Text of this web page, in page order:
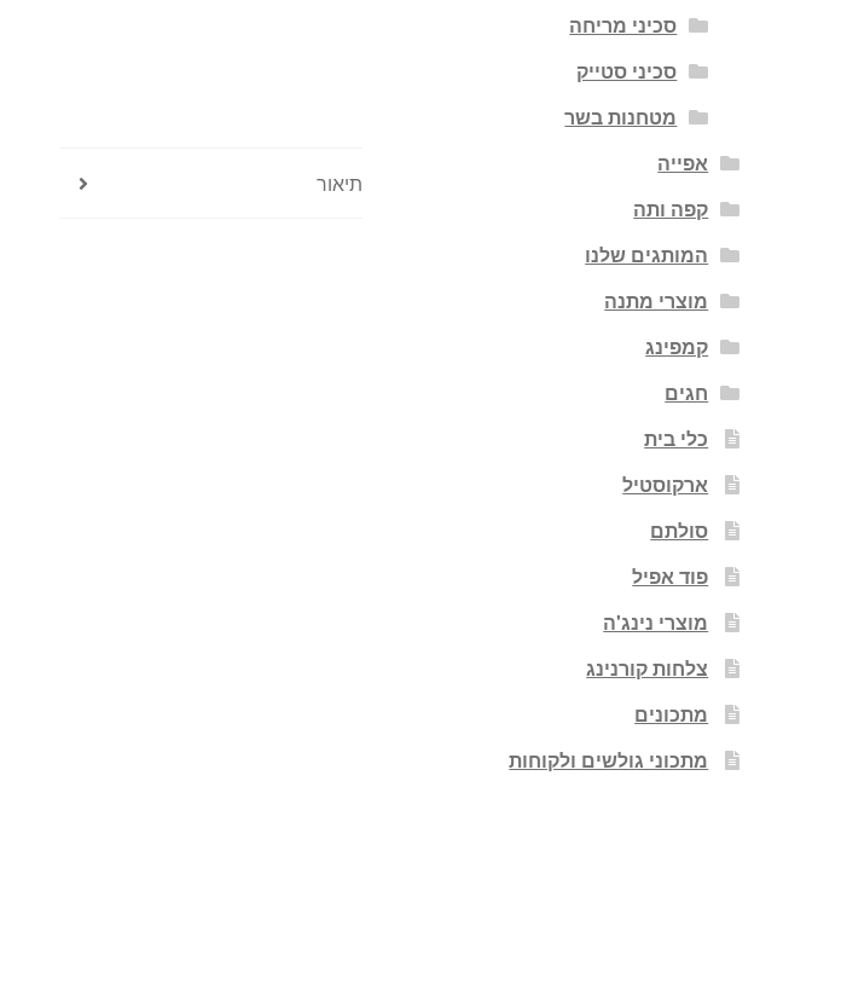
תיאור
סכיני מריחה
סכיני סטייק
מטחנות בשר
אפייה
קפה ותה
המותגים שלנו
מוצרי מתנה
קמפינג
חגים
כלי בית
ארקוסטיל
סולתם
פוד אפיל
מוצרי נינג'ה
צלחות קורנינג
מתכונים
מתכוני גולשים ולקוחות